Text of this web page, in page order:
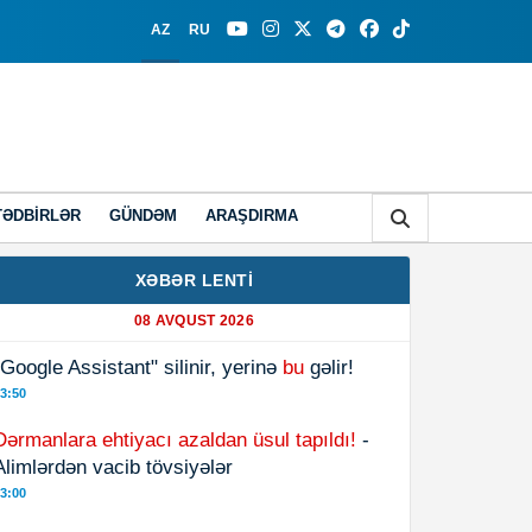
AZ RU
GÜNDƏM ARAŞDIRMA
XƏBƏR LENTİ
08 AVQUST 2026
Assistant" silinir, yerinə bu gəlir!
ehtiyacı azaldan üsul tapıldı! -
vacib tövsiyələr